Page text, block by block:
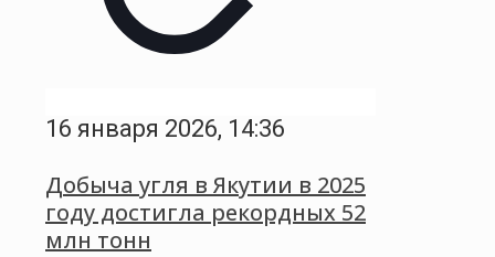
16 января 2026, 14:36
Добыча угля в Якутии в 2025
году достигла рекордных 52
млн тонн